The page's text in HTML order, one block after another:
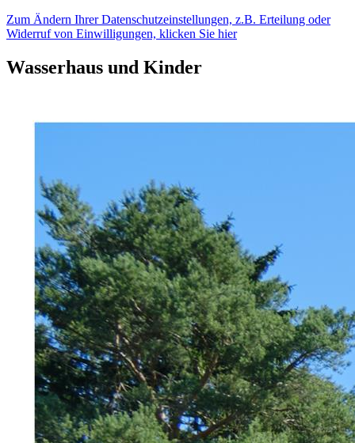
Zum Ändern Ihrer Datenschutzeinstellungen, z.B. Erteilung oder
Widerruf von Einwilligungen, klicken Sie hier
Wasserhaus und Kinder